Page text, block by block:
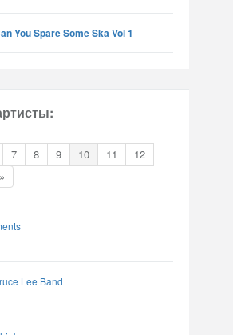
You Spare Some Ska Vol 1
7 8 9 10 11
12
»
Lee Band